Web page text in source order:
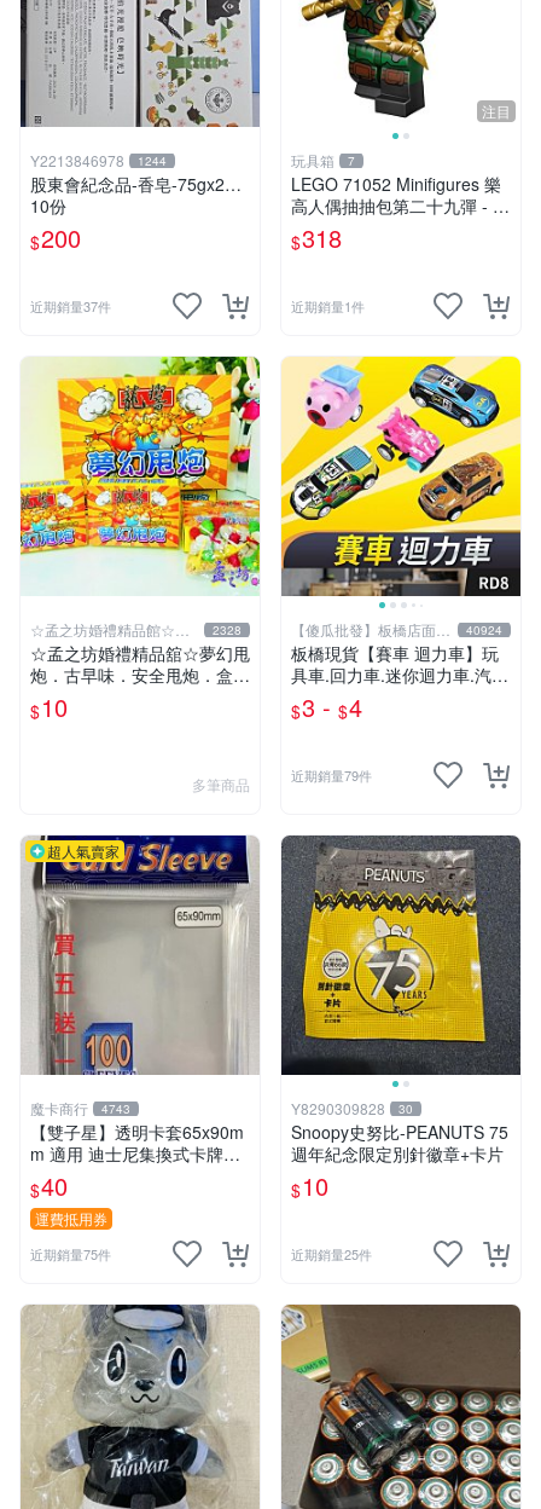
Y2213846978 1244
股東會紀念品-香皂-75gx2…
10份
$200
近期銷量37件
注目
玩具箱 7
LEGO 71052 Minifigures 樂
高人偶抽抽包第二十九彈 - 神
秘浪人（Mysterious Ronin）
$318
近期銷量1件
☆孟之坊婚禮精品館☆超
商取貨付款
2328
☆孟之坊婚禮精品舘☆夢幻甩
炮．古早味．安全甩炮．盒裝
甩炮 ．懷舊童玩 ．整人玩具
$10
多筆商品
【傻瓜批發】板橋店面-
平板電腦
40924
板橋現貨【賽車 迴力車】玩
具車.回力車.迷你迴力車.汽車
玩具.可愛玩具.兒童禮物.回力
車玩具【傻瓜批發】RD8
$3 - $4
近期銷量79件
超人氣賣家
魔卡商行 4743
【雙子星】透明卡套65x90m
m 適用 迪士尼集換式卡牌遊
戲 Disney Lorcana Reign of
Jafar
$40
運費抵用券
近期銷量75件
Y8290309828 30
Snoopy史努比-PEANUTS 75
週年紀念限定別針徽章+卡片
$10
近期銷量25件